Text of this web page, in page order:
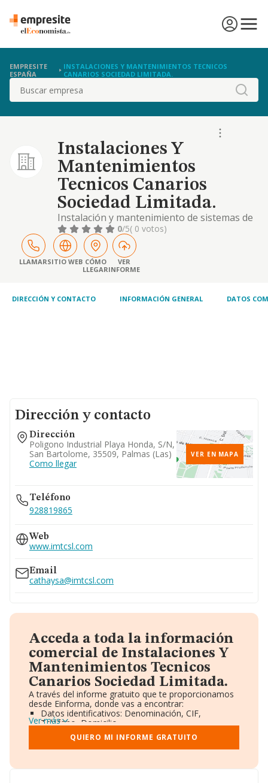
EMPRESITE
ESPAÑA
INSTALACIONES Y MANTENIMIENTOS TECNICOS
CANARIOS SOCIEDAD LIMITADA.
Buscar
Instalaciones Y
Mantenimientos
Tecnicos Canarios
Sociedad Limitada.
Instalación y mantenimiento de sistemas de
calefacción y climatización.
0/5( 0 votos)
LLAMARSITIO WEB CÓMO
LLEGAR
VER
INFORME
DIRECCIÓN Y CONTACTO INFORMACIÓN GENERAL DATOS
Dirección y contacto
Dirección
Poligono Industrial Playa Honda, S/n,
San Bartolome, 35509, Palmas (las)
Como llegar
VER EN MAPA
Teléfono
928819865
Web
www.imtcsl.com
Email
cathaysa@imtcsl.com
Acceda a toda la información
comercial de Instalaciones Y
Mantenimientos Tecnicos
Canarios Sociedad Limitada.
A través del informe gratuito que te proporcionamos
desde Einforma, donde vas a encontrar:
Datos identificativos: Denominación, CIF,
Teléfono, Domicilio.
Informe Mercantil Completo (BORME).
Gráficos de Evolución Ventas y Empleados.
Consejo de Administración y Administradores.
Accionistas.
Ver más
QUIERO MI INFORME GRATUITO